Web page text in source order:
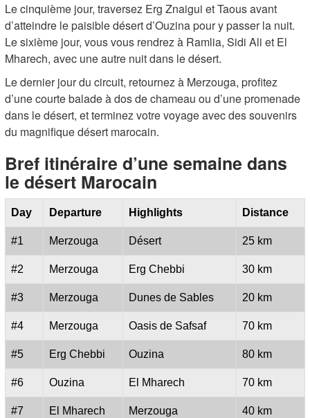
Le cinquième jour, traversez Erg Znaigui et Taous avant
d’atteindre le paisible désert d’Ouzina pour y passer la nuit.
Le sixième jour, vous vous rendrez à Ramlia, Sidi Ali et El
Mharech, avec une autre nuit dans le désert.
Le dernier jour du circuit, retournez à Merzouga, profitez
d’une courte balade à dos de chameau ou d’une promenade
dans le désert, et terminez votre voyage avec des souvenirs
du magnifique désert marocain.
Bref itinéraire d’une semaine dans
le désert Marocain
Day Departure Highlights Distance
#1 Merzouga Désert 25 km
#2 Merzouga Erg Chebbi 30 km
#3 Merzouga Dunes de Sables 20 km
#4 Merzouga Oasis de Safsaf 70 km
#5 Erg Chebbi Ouzina 80 km
#6 Ouzina El Mharech 70 km
#7 El Mharech Merzouga 40 km